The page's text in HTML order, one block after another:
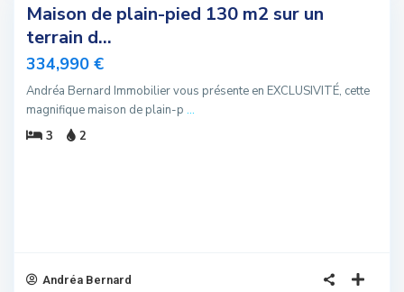
Maison de plain-pied 130 m2 sur un
terrain d...
334,990 €
Andréa Bernard Immobilier vous présente en EXCLUSIVITÉ, cette
magnifique maison de plain-p ...
3
2
Andréa Bernard